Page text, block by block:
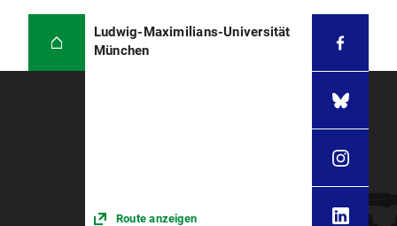
Ludwig-Maximilians-Universität
München
Route anzeigen